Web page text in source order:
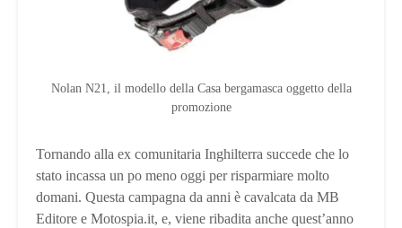
Nolan N21, il modello della Casa bergamasca oggetto della
promozione
Tornando alla ex comunitaria Inghilterra succede che lo
stato incassa un po meno oggi per risparmiare molto
domani. Questa campagna da anni è cavalcata da MB
Editore e Motospia.it, e, viene ribadita anche quest’anno